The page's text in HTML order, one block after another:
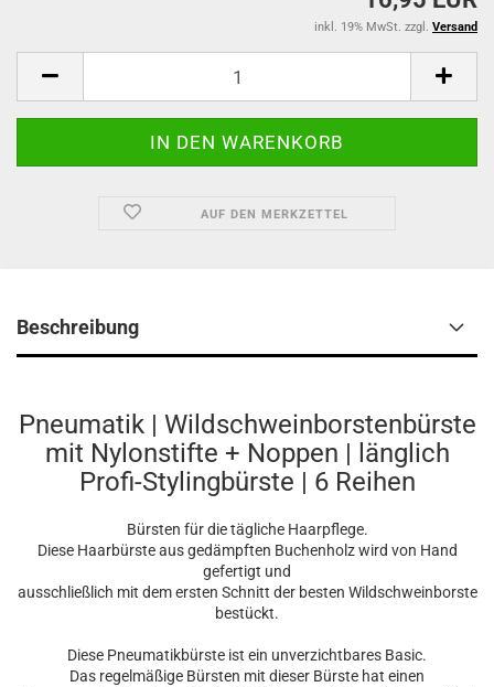
inkl. 19% MwSt. zzgl. Versand
AUF DEN MERKZETTEL
Beschreibung
Pneumatik | Wildschweinborstenbürste
mit Nylonstifte + Noppen | länglich
Profi-Stylingbürste | 6 Reihen
Bürsten für die tägliche Haarpflege.
Diese Haarbürste aus gedämpften Buchenholz wird von Hand
gefertigt und
ausschließlich mit dem ersten Schnitt der besten Wildschweinborste
bestückt.
Diese Pneumatikbürste ist ein unverzichtbares Basic.
Das regelmäßige Bürsten mit dieser Bürste hat einen